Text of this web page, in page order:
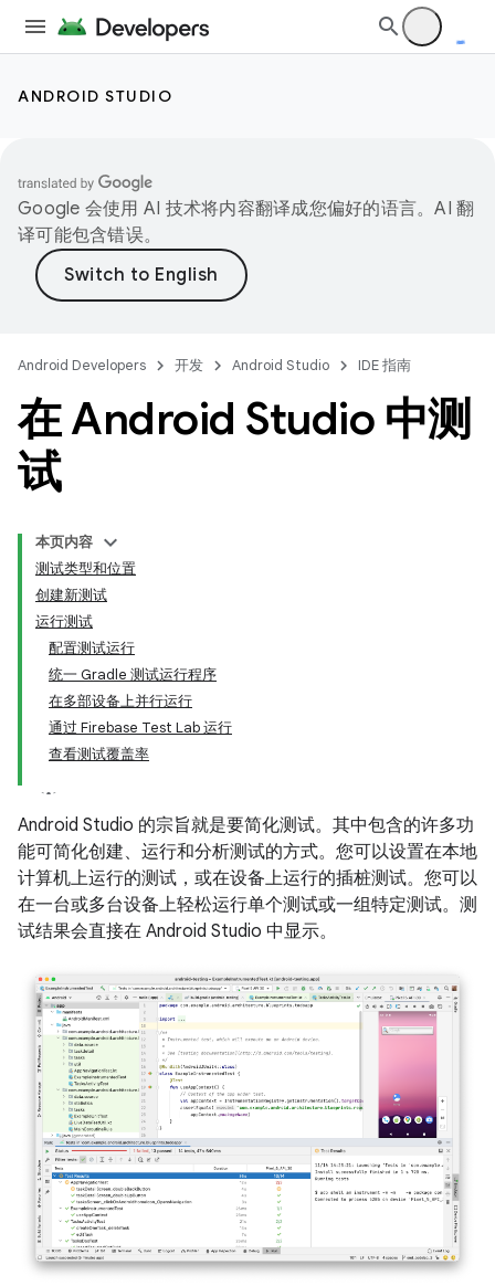
ANDROID STUDIO
Google 会使用 AI 技术将内容翻译成您偏好的语言。AI 翻
译可能包含错误。
Android Developers 开发 Android Studio IDE 指南
在 Android Studio 中测
试
本页内容
测试类型和位置
创建新测试
运行测试
配置测试运行
统一 Gradle 测试运行程序
在多部设备上并行运行
通过 Firebase Test Lab 运行
查看测试覆盖率
Android Studio 的宗旨就是要简化测试。其中包含的许多功
能可简化创建、运行和分析测试的方式。您可以设置在本地
计算机上运行的测试，或在设备上运行的插桩测试。您可以
在一台或多台设备上轻松运行单个测试或一组特定测试。测
试结果会直接在 Android Studio 中显示。